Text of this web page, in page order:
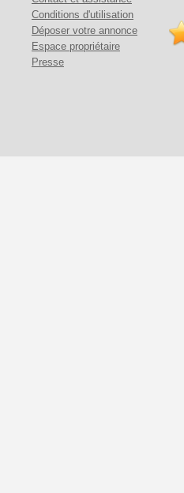
Conditions d'utilisation
Déposer votre annonce
Espace propriétaire
Presse